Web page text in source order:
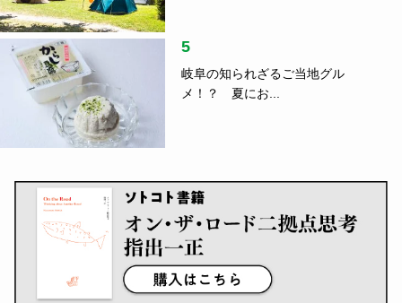
5
岐阜の知られざるご当地グル
メ！？ 夏にお...